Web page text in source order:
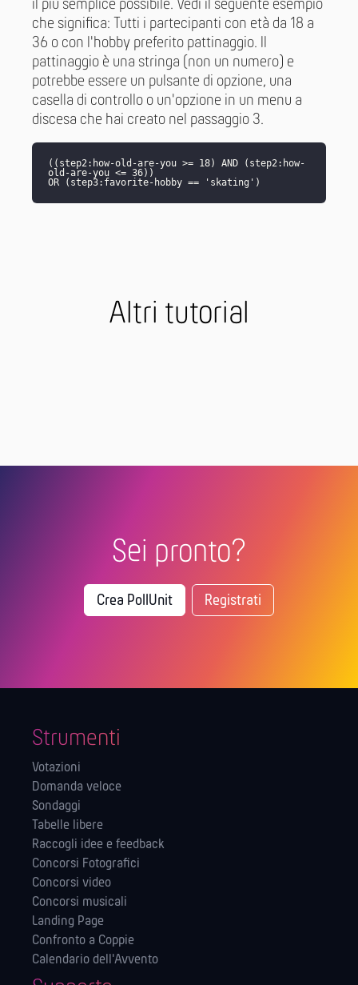
il più semplice possibile. Vedi il seguente esempio
che significa: Tutti i partecipanti con età da 18 a
36 o con l'hobby preferito pattinaggio. Il
pattinaggio è una stringa (non un numero) e
potrebbe essere un pulsante di opzione, una
casella di controllo o un'opzione in un menu a
discesa che hai creato nel passaggio 3.
((step2:how-old-are-you >= 18) AND (step2:how-
old-are-you <= 36))
OR (step3:favorite-hobby == 'skating')
Altri tutorial
Sei pronto?
Crea PollUnit Registrati
Strumenti
Votazioni
Domanda veloce
Sondaggi
Tabelle libere
Raccogli idee e feedback
Concorsi Fotografici
Concorsi video
Concorsi musicali
Landing Page
Confronto a Coppie
Calendario dell'Avvento